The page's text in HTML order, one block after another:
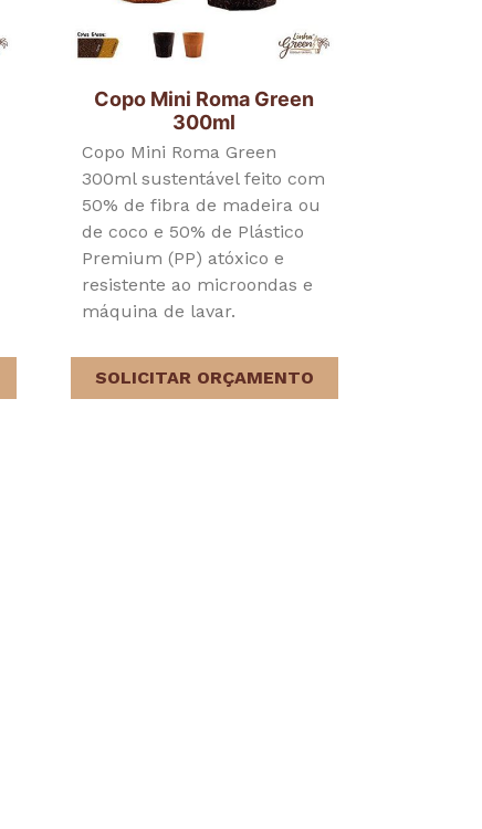
Copo Mini Roma Green
300ml
Copo Mini Roma Green
300ml sustentável feito com
50% de fibra de madeira ou
de coco e 50% de Plástico
Premium (PP) atóxico e
resistente ao microondas e
máquina de lavar.
SOLICITAR ORÇAMENTO